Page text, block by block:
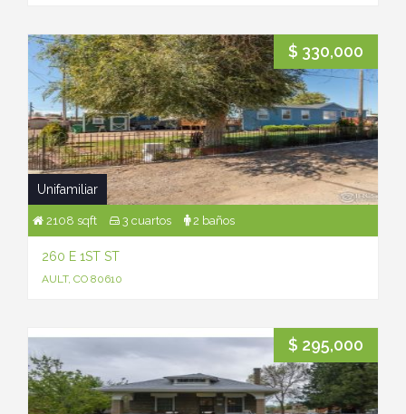
$ 330,000
Unifamiliar
2108 sqft 3 cuartos 2 baños
260 E 1ST ST
AULT, CO 80610
$ 295,000